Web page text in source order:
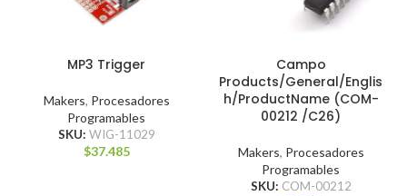
MP3 Trigger
Makers, Procesadores
Programables
SKU: WIG-11029
$37.485
Campo
Products/General/Englis
h/ProductName (COM-
00212 /C26)
Makers, Procesadores
Programables
SKU: COM-00212